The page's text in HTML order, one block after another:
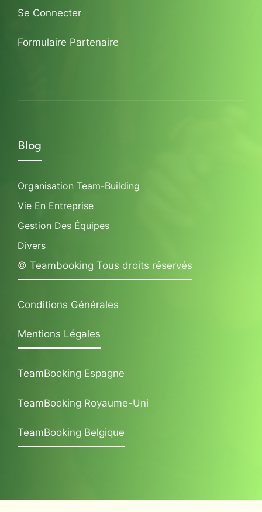
Se Connecter
Formulaire Partenaire
Blog
Organisation Team-Building
Vie En Entreprise
Gestion Des Équipes
Divers
© Teambooking Tous droits réservés
Conditions Générales
Mentions Légales
TeamBooking Espagne
TeamBooking Royaume-Uni
TeamBooking Belgique